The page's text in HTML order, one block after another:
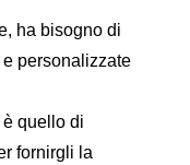
ha bisogno di
personalizzate
è quello di
fornirgli la